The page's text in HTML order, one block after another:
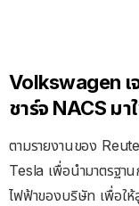
Volkswagen เ
ชาร์จ NACS ม
ตามรายงานของ
Tesla เพื่อนำมาตรฐา
ไฟฟ้าของบริษัท เพื่อให้